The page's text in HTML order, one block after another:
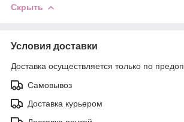
Скрыть
Условия доставки
Доставка осуществляется только по
Самовывоз
Доставка курьером